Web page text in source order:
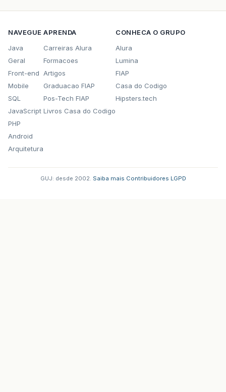
NAVEGUE
Java
Geral
Front-end
Mobile
SQL
JavaScript
PHP
Android
Arquitetura
APRENDA
Carreiras Alura
Formacoes
Artigos
Graduacao FIAP
Pos-Tech FIAP
Livros Casa do Codigo
CONHECA O GRUPO
Alura
Lumina
FIAP
Casa do Codigo
Hipsters.tech
GUJ: desde 2002. Saiba mais Contribuidores LGPD